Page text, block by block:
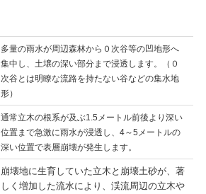
多量の雨水が周辺森林から０次谷等の凹地形へ
集中し、土壌の深い部分まで浸透します。（０
次谷とは明瞭な流路を持たない谷などの集水地
形）
通常立木の根系が及ぶ1.5メートル前後より深い
位置まで急激に雨水が浸透し、4～5メートルの
深い位置で表層崩壊が発生します。
崩壊地に生育していた立木と崩壊土砂が、著
しく増加した流水により、渓流周辺の立木や